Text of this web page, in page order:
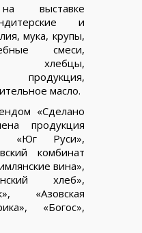
выставке
и
мука, крупы,
смеси,
хлебцы,
продукция,
масло.
«Сделано
продукция
«Юг Руси»,
комбинат
вина»,
хлеб»,
«Азовская
«Богос»,